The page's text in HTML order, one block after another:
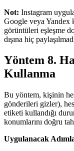
Not: Instagram
Google veya Yandex
görüntüleri eşleşme
dışına hiç
Yöntem 8.
Kullanma
Bu yöntem, kişinin
gönderileri gizler),
etiketi kullandığı
konumlarını doğru
Uygulanacak